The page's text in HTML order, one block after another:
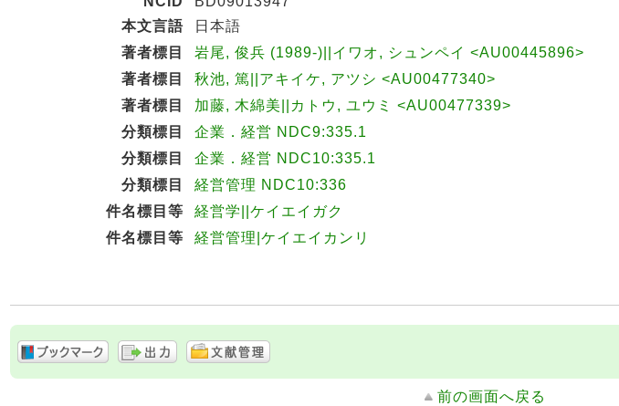
本文言語
日本語
著者標目
岩尾, 俊兵 (1989-)||イワオ, シュンペイ <AU00445896>
著者標目
秋池, 篤||アキイケ, アツシ <AU00477340>
著者標目
加藤, 木綿美||カトウ, ユウミ <AU00477339>
分類標目
企業．経営 NDC9:335.1
分類標目
企業．経営 NDC10:335.1
分類標目
経営管理 NDC10:336
件名標目等
経営学||ケイエイガク
件名標目等
経営管理|ケイエイカンリ
前の画面へ戻る